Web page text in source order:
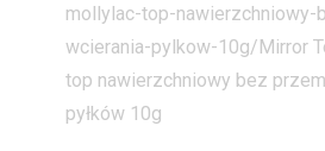
mollylac-top-nawierzchniowy-
wcierania-pylkow-10g/Mirror
top nawierzchniowy bez
pyłków 10g